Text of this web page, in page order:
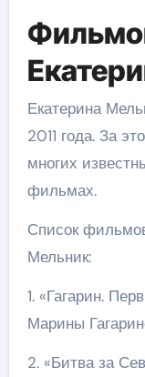
Екатерина
2011 года. За
многих
фильмах.
Список
Мельник:
1. «Гагарин.
Марины
2. «Битва за